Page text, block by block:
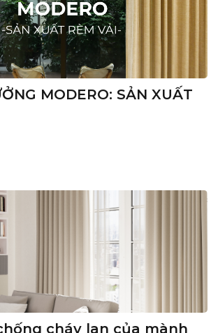
MODERO: SẢN XUẤT
cháy lan của mành